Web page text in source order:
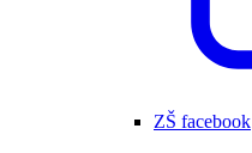
ZŠ facebook